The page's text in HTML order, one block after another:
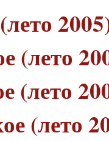
(лето
(лето
(лето